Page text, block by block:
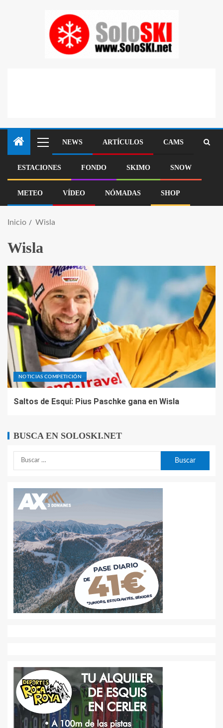
NEWS ARTÍCULOS CAMS
ESTACIONES FONDO SKIMO SNOW
METEO VÍDEO NÓMADAS SHOP
Inicio Wisla
Wisla
NOTICIAS COMPETICIÓN
Saltos de Esquí: Pius Paschke gana en Wisla
BUSCA EN SOLOSKI.NET